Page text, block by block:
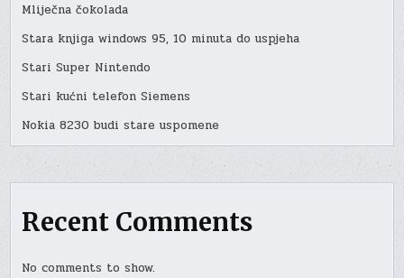
Mliječna čokolada
Stara knjiga windows 95, 10 minuta do uspjeha
Stari Super Nintendo
Stari kućni telefon Siemens
Nokia 8230 budi stare uspomene
Recent Comments
No comments to show.